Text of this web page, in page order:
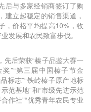
与多家经销商签订了购
立起稳定的销售渠道，
，价格平均提高10%，收
发展和农民致富步伐。
后荣获“榛子品鉴大赛一
”“第三届中国榛子节金
标志”“铁岭榛子原产地标
范基地”和“市级先进示范
作社”“优秀青年农民专业